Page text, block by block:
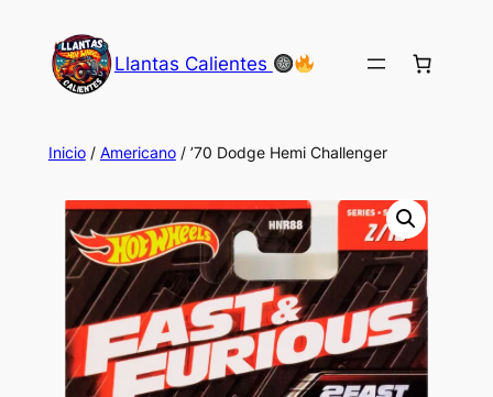
contenido
Llantas Calientes
Inicio/ Americano/ ’70 Dodge Hemi Challenger